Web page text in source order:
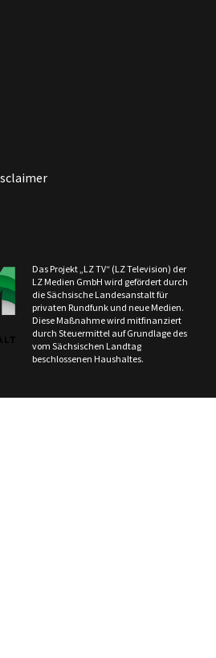
Das Projekt „LZ TV“ (LZ Television) der
LZ Medien GmbH wird gefördert durch
die Sächsische Landesanstalt für
privaten Rundfunk und neue Medien.
Diese Maßnahme wird mitfinanziert
durch Steuermittel auf Grundlage des
vom Sächsischen Landtag
beschlossenen Haushaltes.